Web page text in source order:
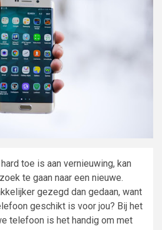
toe is aan vernieuwing, kan
te gaan naar een nieuwe.
gezegd dan gedaan, want
geschikt is voor jou? Bij het
telefoon is het handig om met